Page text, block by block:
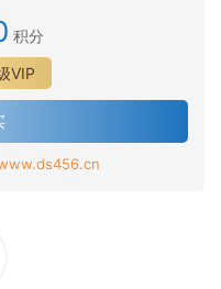
积分
VIP